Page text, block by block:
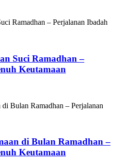
Suci Ramadhan –
Keutamaan
di Bulan Ramadhan –
Keutamaan